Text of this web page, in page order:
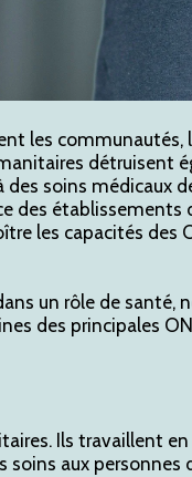
les communautés,
détruisent
soins médicaux
des établissements
les capacités des
un rôle de santé,
des principales
Ils travaillent
aux personnes